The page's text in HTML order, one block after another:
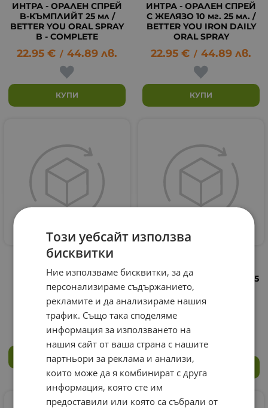
ИНТРА - ОРАЛЕН СПРЕЙ
B-КЪМПЛИЙТ 25 мл /
BETTER YOU ORAL SPRAY
B - COMPLETE
22.95 € / 44.89 лв.
КУПИ
ИНТРА - ОРАЛЕН СПРЕЙ
С ЖЕЛЯЗО 10 мг. 25 мл. /
BETTER YOU IRON DAILY
ORAL SPRAY
22.95 € / 44.89 лв.
КУПИ
ИНТРА-ОРАЛЕН СПРЕЙ
ВЕГАН ХЕЛТ 25 мл /
BETTER YOU VEGAN
HEALTH DAILY ORAL
SPRAY
€ / 44.89 лв.
КУПИ
СПРЕЙ ЗА ВЪЗРАСТНИ 25
мл / BETTER YOU
MULTIVIT DAILY MULTI
VITAMIN ORAL SPRAY
18.30 €
Този уебсайт използва
бисквитки
Ние използваме бисквитки, за да
персонализираме съдържанието,
рекламите и да анализираме нашия
трафик. Също така споделяме
информация за използването на
нашия сайт от ваша страна с нашите
партньори за реклама и анализи,
които може да я комбинират с друга
информация, която сте им
предоставили или която са събрали от